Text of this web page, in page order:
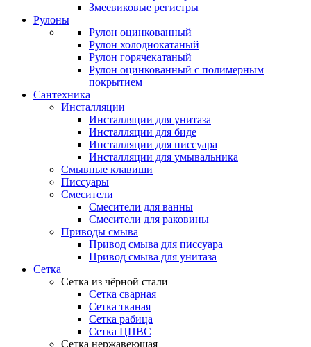
Змеевиковые регистры
Рулоны
Рулон оцинкованный
Рулон холоднокатаный
Рулон горячекатаный
Рулон оцинкованный с полимерным
покрытием
Сантехника
Инсталляции
Инсталляции для унитаза
Инсталляции для биде
Инсталляции для писсуара
Инсталляции для умывальника
Смывные клавиши
Писсуары
Смесители
Смесители для ванны
Смесители для раковины
Приводы смыва
Привод смыва для писсуара
Привод смыва для унитаза
Сетка
Сетка из чёрной стали
Сетка сварная
Сетка тканая
Сетка рабица
Сетка ЦПВС
Сетка нержавеющая